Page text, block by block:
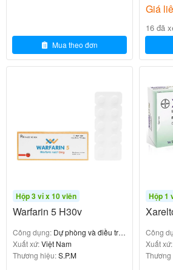
Uống thuốc với nước, tốt nhất
tăng hấp thu.
Nuốt nguyên viên thuốc,
Dùng thuốc đúng giờ mỗi
quả điều trị.
Không tự ý điều chỉnh liều:
liều mà không có chỉ định
tăng nguy cơ chảy máu hoặc
trị.
Theo dõi thường xuyên:
Mua theo đơn
Giá
16 đã
Hộp 3 vỉ x 10 viên
Warfarin 5 H30v
Công dụng: Dự phòng và điều trị
huyết khối tĩnh mạch
Xuất xứ:Việt Nam
Thương hiệu:S.P.M
Hộp 1
Công
Xuất xứ:
Thương